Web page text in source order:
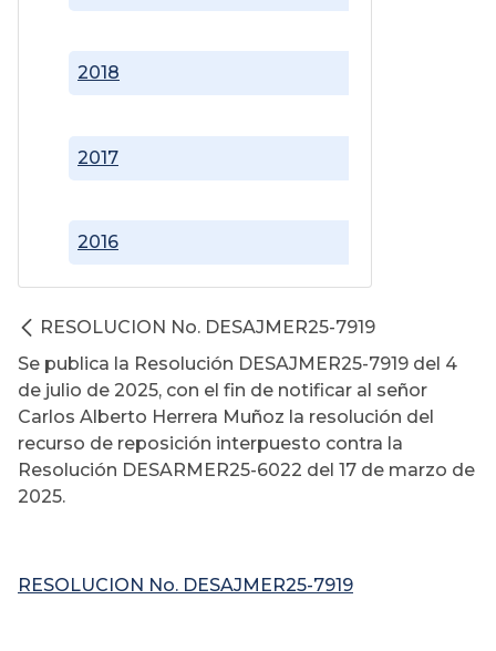
2016
2017
2018
RESOLUCION No. DESAJMER25-7919
Se publica la Resolución DESAJMER25-7919 del 4
de julio de 2025, con el fin de notificar al señor
Carlos Alberto Herrera Muñoz la resolución del
recurso de reposición interpuesto contra la
Resolución DESARMER25-6022 del 17 de marzo de
2025.
RESOLUCION No. DESAJMER25-7919